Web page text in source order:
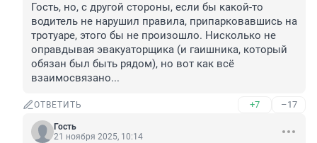
Гость, но, с другой стороны, если бы какой-то
водитель не нарушил правила, припарковавшись на
тротуаре, этого бы не произошло. Нисколько не
оправдывая эвакуаторщика (и гаишника, который
обязан был быть рядом), но вот как всё
взаимосвязано...
ОТВЕТИТЬ +7 –17
Гость
21 ноября 2025, 10:14